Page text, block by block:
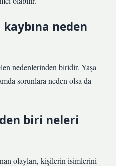
kaybına neden
nedenlerinden biridir. Yaşa
sorunlara neden olsa da
biri neleri
olayları, kişilerin isimlerini